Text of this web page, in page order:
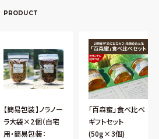
PRODUCT
【簡易包装】ノラノー
ラ大袋×2個（自宅
用・簡易包装：
「百森蜜」食べ比べ
ギフトセット
(50g×3個)